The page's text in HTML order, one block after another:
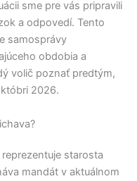
sme pre vás pripravili
a odpovedí. Tento
samosprávy
obdobia a
volič poznať predtým,
2026.
reprezentuje starosta
mandát v aktuálnom